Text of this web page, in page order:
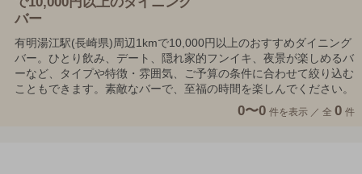
バー
有明湯江駅(長崎県)周辺1kmで10,000円以上のおすすめダイニング
バー。ひとり飲み、デート、隠れ家的フンイキ、夜景が楽しめるバ
ーなど、タイプや特徴・雰囲気、ご予算の条件に合わせて絞り込む
こともできます。素敵なバーで、至福の時間を楽しんでください。
0〜0 件を表示 ／ 全 0 件